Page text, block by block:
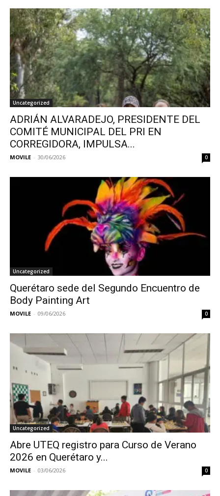
Uncategorized
ADRIÁN ALVARADEJO, PRESIDENTE DEL
COMITÉ MUNICIPAL DEL PRI EN
CORREGIDORA, IMPULSA...
MOVILE - 30/06/2026 0
Uncategorized
Querétaro sede del Segundo Encuentro de
Body Painting Art
MOVILE - 09/06/2026 0
Uncategorized
Abre UTEQ registro para Curso de Verano
2026 en Querétaro y...
MOVILE - 03/06/2026 0